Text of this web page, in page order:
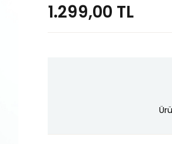
1.299,00 TL